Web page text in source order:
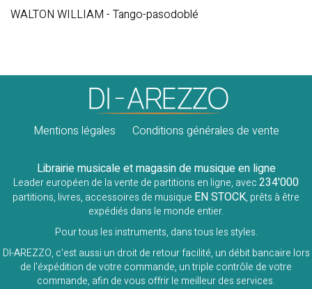
WALTON WILLIAM - Tango-pasodoblé
Mentions légales Conditions générales de vente
Librairie musicale et magasin de musique en ligne
Leader européen de la vente de partitions en ligne, avec234'000
partitions, livres, accessoires de musique EN STOCK, prêts à être
expédiés dans le monde entier.
Pour tous les instruments, dans tous les styles.
DI-AREZZO, c'est aussi un droit de retour facilité, un débit bancaire lors
de l'éxpédition de votre commande, un triple contrôle de votre
commande, afin de vous offrir le meilleur des services.